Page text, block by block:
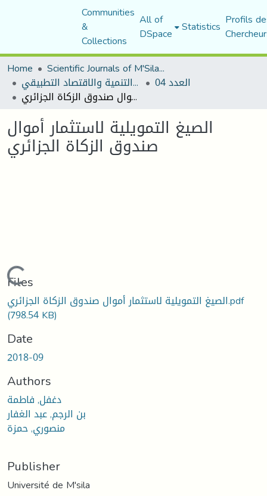
Communities
&
Collections
All of
DSpace Statistics Profils
Home
Scientific Journals of M'Sila University
مجلة التنمية والاقتصاد التطبيقي العدد 04
الصيغ التمويلية لاستثمار أموال صندوق الزكاة الجزائري
الصيغ التمويلية لاستثمار أموال
صندوق الزكاة الجزائري
Loading...
Files
الصيغ التمويلية لاستثمار أموال صندوق الزكاة الجزائري.pdf
(798.54 KB)
Date
2018-09
Authors
دغفل, فاطمة
بن الرجم, عبد الغفار
منصوري, حمزة
Publisher
Université de M'sila